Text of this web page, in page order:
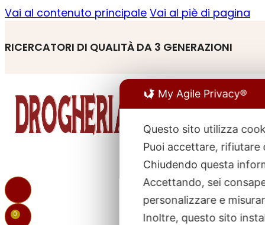
Vai al contenuto principale Vai al piè di pagina
RICERCATORI DI QUALITÀ DA 3 GENERAZIONI
0
My Agile Privacy®
Questo sito utilizza
Puoi accettare, rifiutare
Chiudendo questa
Accettando, sei
personalizzare e
Inoltre, questo sito